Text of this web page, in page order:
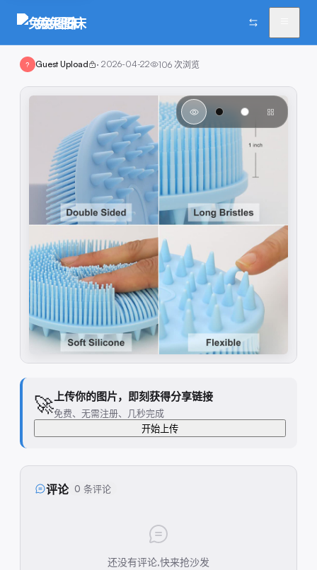
兔兔图床
? Guest Upload · 2026-04-22 106 次浏览
🚀上传你的图片，即刻获得分享链接
免费、无需注册、几秒完成
开始上传
评论 0 条评论
还没有评论,快来抢沙发